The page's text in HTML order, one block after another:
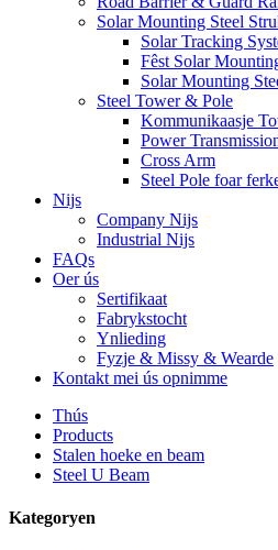
Solar Mounting Steel
Solar Tracking
Fêst Solar
Solar Mounting
Steel Tower & Pole
Kommunikaasje
Power
Cross Arm
Steel Pole foar
Nijs
Company Nijs
Industrial Nijs
FAQs
Oer ús
Sertifikaat
Fabrykstocht
Ynlieding
Fyzje & Missy & Wearde
Kontakt mei ús opnimme
Thús
Products
Stalen hoeke en beam
Steel U Beam
Kategoryen